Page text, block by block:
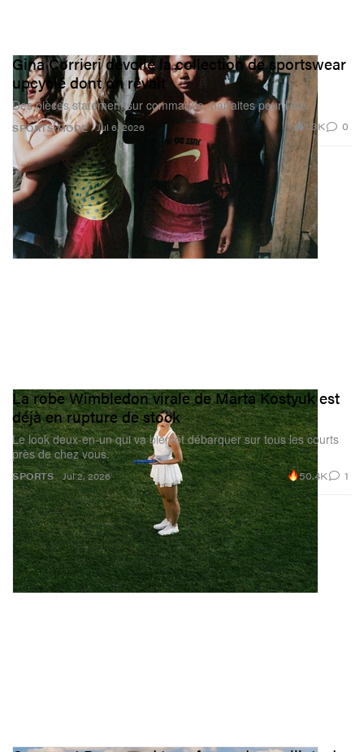
SPORTS MODE
Gina Corrieri dévoile la collection de sportswear
upcyclé dont on rêvait
Des pièces statement sur commande, parfaites pour l’été.
Jul 6, 2026 1.3K 0
SPORTS
La robe Wimbledon virale de Marta Kostyuk est
déjà en rupture de stock
Le look deux-en-un qui va bientôt débarquer sur tous les courts
près de chez vous.
Jul 2, 2026 50.4K 1